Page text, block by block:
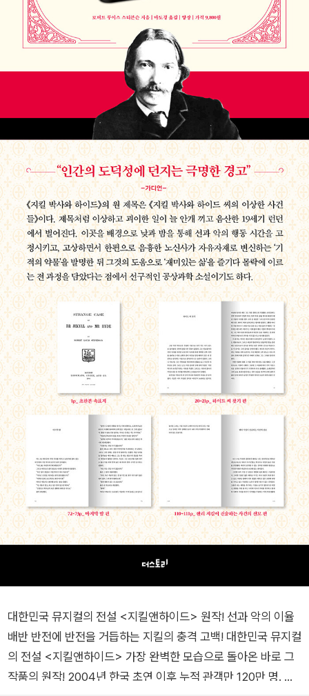
대한민국 뮤지컬의 전설 <지킬앤하이드> 원작! 선과 악의 이율
배반 반전에 반전을 거듭하는 지킬의 충격 고백! 대한민국 뮤지컬
의 전설 <지킬앤하이드> 가장 완벽한 모습으로 돌아온 바로 그
작품의 원작! 2004년 한국 초연 이후 누적 관객만 120만 명. 누